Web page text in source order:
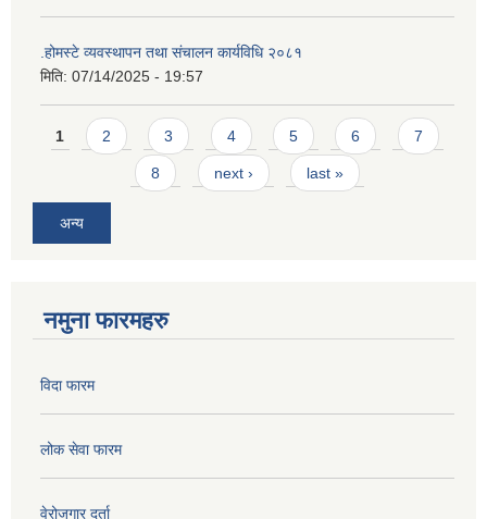
.होमस्टे व्यवस्थापन तथा संचालन कार्यविधि २०८१
मिति: 07/14/2025 - 19:57
Pages
1 2 3 4 5 6 7
8 next › last »
अन्य
नमुना फारमहरु
विदा फारम
लोक सेवा फारम
वेरोजगार दर्ता